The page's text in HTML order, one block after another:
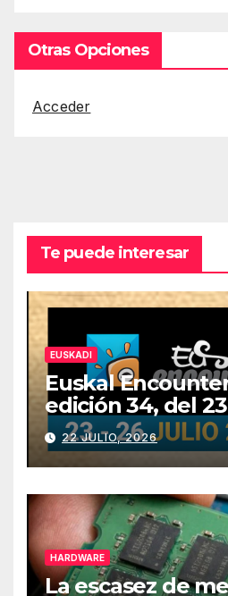
Otras Opciones
Acceder
Te puede interesar
EUSKADI
Euskal
edición 34, del
julio
22 JULIO, 2026
HARDWARE
La escasez de